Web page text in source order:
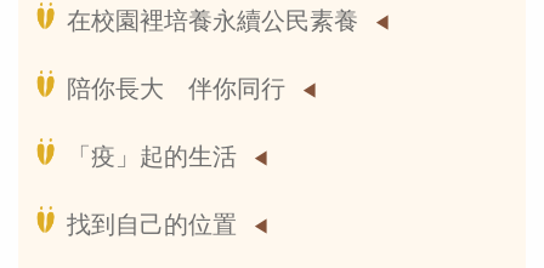
在校園裡培養永續公民素養
陪你長大 伴你同行
「疫」起的生活
找到自己的位置